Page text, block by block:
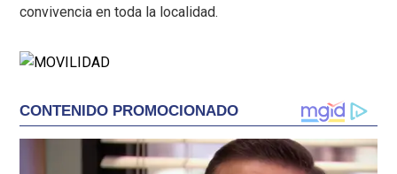
convivencia en toda la localidad.